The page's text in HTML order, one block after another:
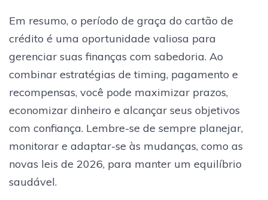
Em resumo, o período de graça do cartão de
crédito é uma oportunidade valiosa para
gerenciar suas finanças com sabedoria. Ao
combinar estratégias de timing, pagamento e
recompensas, você pode maximizar prazos,
economizar dinheiro e alcançar seus objetivos
com confiança. Lembre-se de sempre planejar,
monitorar e adaptar-se às mudanças, como as
novas leis de 2026, para manter um equilíbrio
saudável.